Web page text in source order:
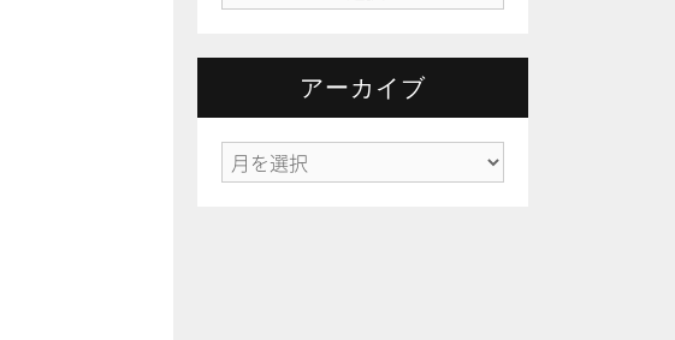
テ
ゴ
ー
アーカイブ
ア
ー